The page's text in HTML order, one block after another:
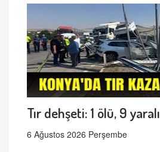
Tır dehşeti: 1 ölü, 9 yaralı
6 Ağustos 2026 Perşembe